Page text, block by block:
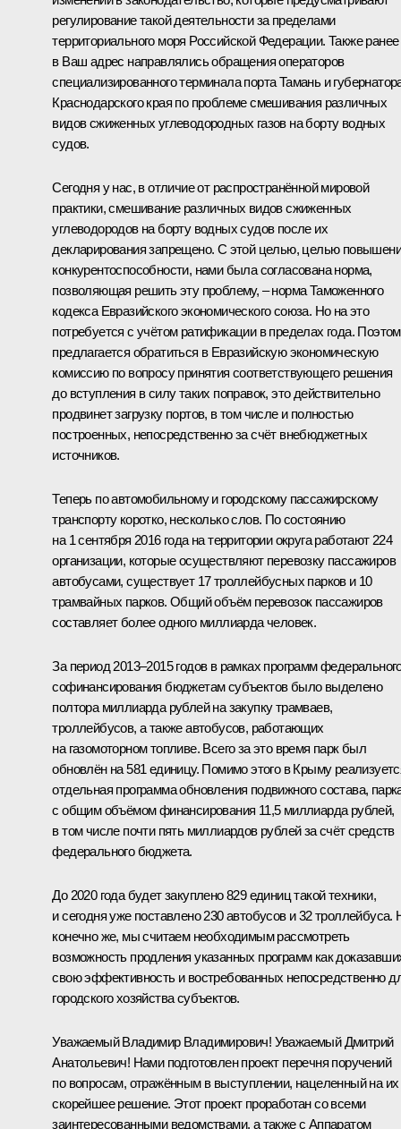
регулирование такой деятельности за пределами
территориального моря Российской Федерации. Также ранее
в Ваш адрес направлялись обращения операторов
специализированного терминала порта Тамань и
Краснодарского края по проблеме смешивания различных
видов сжиженных углеводородных газов на борту водных
судов.
Сегодня у нас, в отличие от распространённой мировой
практики, смешивание различных видов сжиженных
углеводородов на борту водных судов после их
декларирования запрещено. С этой целью, целью
конкурентоспособности, нами была согласована норма,
позволяющая решить эту проблему, – норма Таможенного
кодекса Евразийского экономического союза. Но на это
потребуется с учётом ратификации в пределах года.
предлагается обратиться в Евразийскую экономическую
комиссию по вопросу принятия соответствующего решения
до вступления в силу таких поправок, это действительно
продвинет загрузку портов, в том числе и полностью
построенных, непосредственно за счёт внебюджетных
источников.
Теперь по автомобильному и городскому пассажирскому
транспорту коротко, несколько слов. По состоянию
на 1 сентября 2016 года на территории округа работают 224
организации, которые осуществляют перевозку пассажиров
автобусами, существует 17 троллейбусных парков и 10
трамвайных парков. Общий объём перевозок пассажиров
составляет более одного миллиарда человек.
За период 2013–2015 годов в рамках программ
софинансирования бюджетам субъектов было выделено
полтора миллиарда рублей на закупку трамваев,
троллейбусов, а также автобусов, работающих
на газомоторном топливе. Всего за это время парк был
обновлён на 581 единицу. Помимо этого в Крыму
отдельная программа обновления подвижного состава,
с общим объёмом финансирования 11,5 миллиарда рублей,
в том числе почти пять миллиардов рублей за счёт средств
федерального бюджета.
До 2020 года будет закуплено 829 единиц такой техники,
и сегодня уже поставлено 230 автобусов и 32 троллейбуса.
конечно же, мы считаем необходимым рассмотреть
возможность продления указанных программ как
свою эффективность и востребованных непосредственно
городского хозяйства субъектов.
Уважаемый Владимир Владимирович! Уважаемый Дмитрий
Анатольевич! Нами подготовлен проект перечня поручений
по вопросам, отражённым в выступлении, нацеленный на их
скорейшее решение. Этот проект проработан со всеми
заинтересованными ведомствами, а также с Аппаратом